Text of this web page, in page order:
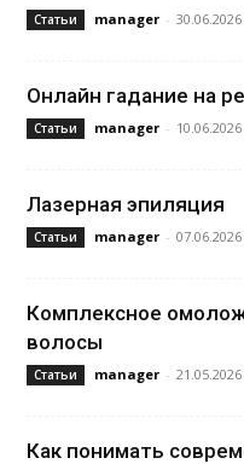
Статьи manager - 30.06.2026
Онлайн гадание на
Статьи manager - 10.06.2026
Лазерная эпиляция
Статьи manager - 07.06.2026
Комплексное
волосы
Статьи manager - 21.05.2026
Как понимать